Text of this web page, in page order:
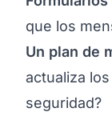
que los
Un plan de
actualiza
seguridad?